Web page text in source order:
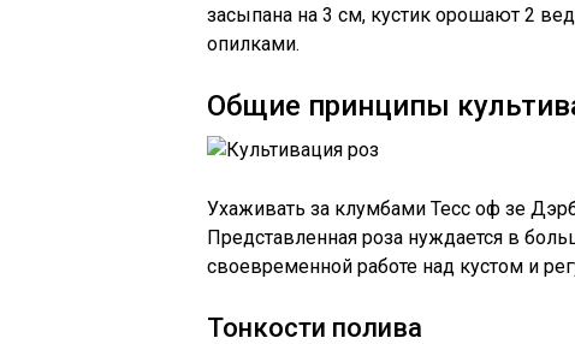
засыпана на 3 см, кустик орошают 2
опилками.
Общие принципы
Ухаживать за клумбами Тесс оф зе
Представленная роза нуждается в
своевременной работе над кустом и
Тонкости полива